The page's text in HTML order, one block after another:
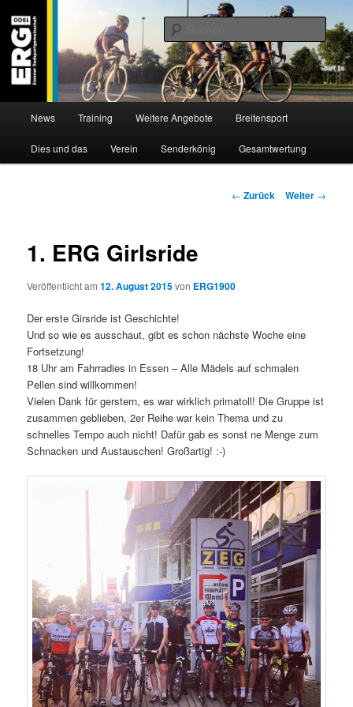
Inhalt
wechseln
ERG 1900 e.V
Willkommen bei der Essener Radsportgemeinschaft
News Training Weitere Angebote Breitensport
Dies und das Verein Senderkönig Gesamtwertung
Beitragsnavigation
← Zurück Weiter →
1. ERG Girlsride
Veröffentlicht am12. August 2015von ERG1900
Der erste Girsride ist Geschichte!
Und so wie es ausschaut, gibt es schon nächste Woche eine
Fortsetzung!
18 Uhr am Fahrradies in Essen – Alle Mädels auf schmalen
Pellen sind willkommen!
Vielen Dank für gerstern, es war wirklich primatoll! Die Gruppe ist
zusammen geblieben, 2er Reihe war kein Thema und zu
schnelles Tempo auch nicht! Dafür gab es sonst ne Menge zum
Schnacken und Austauschen! Großartig! :-)